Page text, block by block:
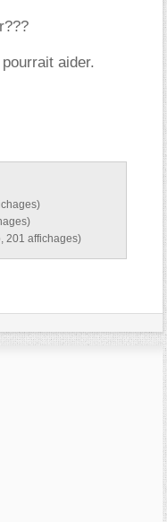
aider.
201 affichages)